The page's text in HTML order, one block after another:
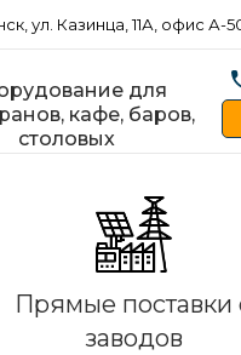
ул. Казинца, 11А, офис А-
для
кафе, баров,
столовых
Прямые поставки
заводов